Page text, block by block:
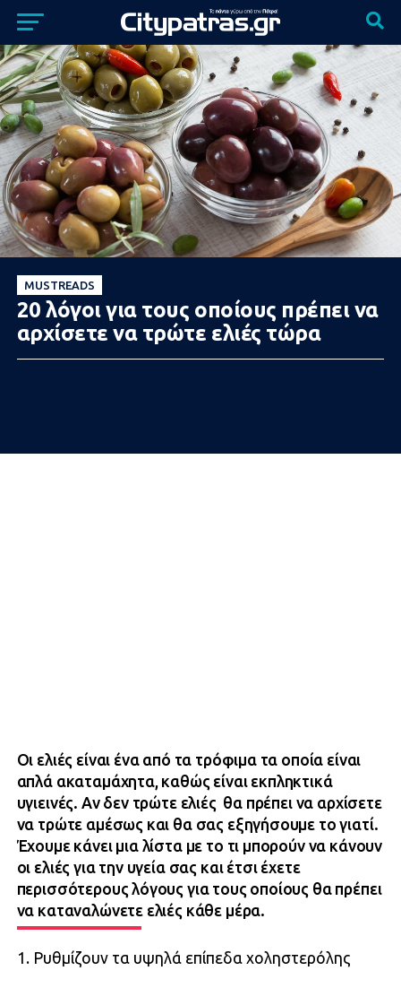
MUSTREADS
20 λόγοι για τους οποίους πρέπει να
αρχίσετε να τρώτε ελιές τώρα
Οι ελιές είναι ένα από τα τρόφιμα τα οποία είναι
απλά ακαταμάχητα, καθώς είναι εκπληκτικά
υγιεινές. Αν δεν τρώτε ελιές θα πρέπει να αρχίσετε
να τρώτε αμέσως και θα σας εξηγήσουμε το γιατί.
Έχουμε κάνει μια λίστα με το τι μπορούν να κάνουν
οι ελιές για την υγεία σας και έτσι έχετε
περισσότερους λόγους για τους οποίους θα πρέπει
να καταναλώνετε ελιές κάθε μέρα.
1. Ρυθμίζουν τα υψηλά επίπεδα χοληστερόλης